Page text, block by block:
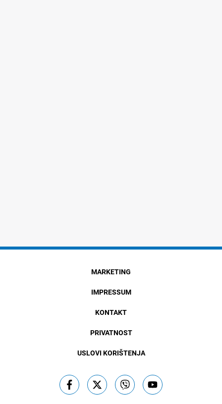
MARKETING
IMPRESSUM
KONTAKT
PRIVATNOST
USLOVI KORIŠTENJA